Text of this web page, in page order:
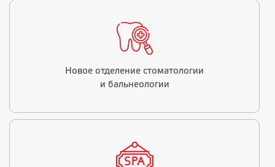
Новое отделение стоматологии
и бальнеологии